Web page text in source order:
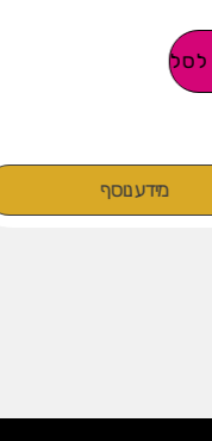
מידע נוסף